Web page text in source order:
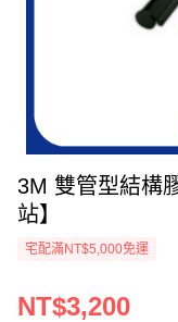
3M 雙管型結構
站】
宅配滿NT$5,000免運
NT$3,200